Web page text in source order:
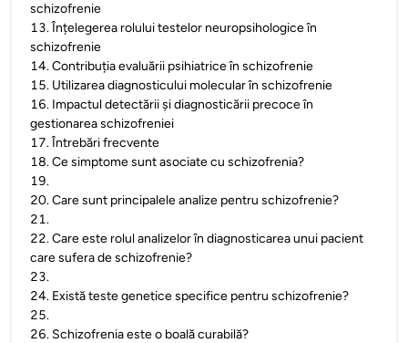
schizofrenie
13.Înțelegerea rolului testelor neuropsihologice în
schizofrenie
14.Contribuția evaluării psihiatrice în schizofrenie
15. Utilizarea diagnosticului molecular în schizofrenie
16. Impactul detectării și diagnosticării precoce în
gestionarea schizofreniei
17.Întrebări frecvente
18.Ce simptome sunt asociate cu schizofrenia?
19.
20.Care sunt principalele analize pentru schizofrenie?
21.
22.Care este rolul analizelor în diagnosticarea unui pacient
care sufera de schizofrenie?
23.
24. Există teste genetice specifice pentru schizofrenie?
25.
26. Schizofrenia este o boală curabilă?